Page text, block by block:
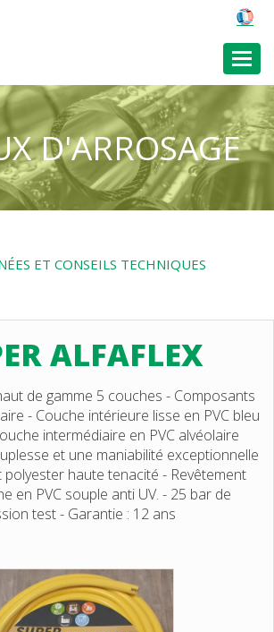
D'ARROSAGE
ET CONSEILS TECHNIQUES
ALFAFLEX
de gamme 5 couches - Composants
- Couche intérieure lisse en PVC bleu
intermédiaire en PVC alvéolaire
et une maniabilité exceptionnelle
haute tenacité - Revêtement
en PVC souple anti UV. - 25 bar de
test - Garantie : 12 ans